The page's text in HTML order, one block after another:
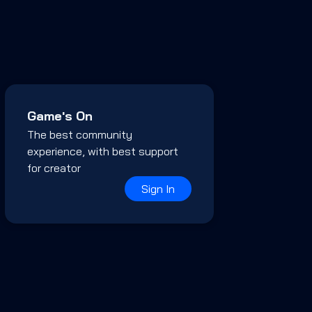
Game's On
The best community
experience, with best support
for creator
Sign In